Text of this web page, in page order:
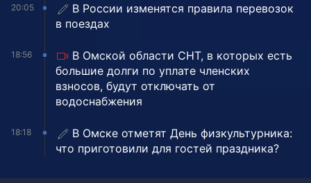
20:05
В России изменятся правила перевозок
в поездах
18:56
В Омской области СНТ, в которых есть
большие долги по уплате членских
взносов, будут отключать от
водоснабжения
18:18
В Омске отметят День физкультурника:
что приготовили для гостей праздника?